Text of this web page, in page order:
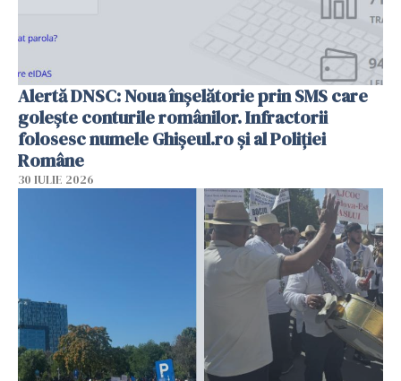
Alertă DNSC: Noua înșelătorie prin SMS care
golește conturile românilor. Infractorii
folosesc numele Ghișeul.ro și al Poliției
Române
30 IULIE 2026